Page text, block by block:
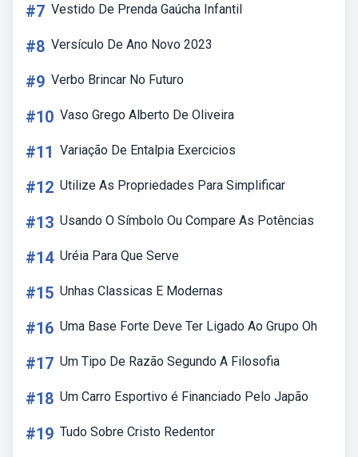
#7 Vestido De Prenda Gaúcha Infantil
#8 Versículo De Ano Novo 2023
#9 Verbo Brincar No Futuro
#10 Vaso Grego Alberto De Oliveira
#11 Variação De Entalpia Exercicios
#12 Utilize As Propriedades Para Simplificar
#13 Usando O Símbolo Ou Compare As Potências
#14 Uréia Para Que Serve
#15 Unhas Classicas E Modernas
#16 Uma Base Forte Deve Ter Ligado Ao Grupo Oh
#17 Um Tipo De Razão Segundo A Filosofia
#18 Um Carro Esportivo é Financiado Pelo Japão
#19 Tudo Sobre Cristo Redentor